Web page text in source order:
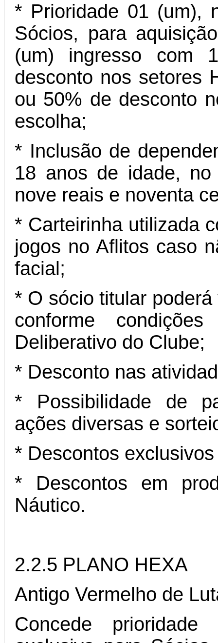
* Prioridade 01 (um),
Sócios, para
(um) ingresso com
desconto nos setores
ou 50% de desconto
escolha;
* Inclusão de
18 anos de idade,
nove reais e noventa
* Carteirinha utilizada
jogos no Aflitos caso
facial;
* O sócio titular
conforme
Deliberativo do Clube;
* Desconto nas
* Possibilidade de
ações diversas e
* Descontos
* Descontos em
Náutico.
2.2.5 PLANO HEXA
Antigo Vermelho de
Concede